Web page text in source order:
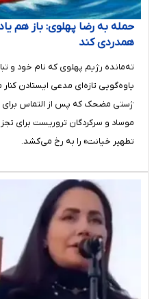
حمله به رضا پهلوی: باز هم
همدردی کند
ته‌مانده رژیم پهلوی که نام خود و
یاوه‌گویی تازه‌ای مدعی ایستادن
ژستی مضحک که پس از التماس برای
موساد و سرکردگان تروریست برای
تطهیر خیانت» را به رخ می‌کشد.